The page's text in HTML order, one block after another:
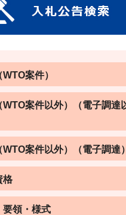
案件）
WTO案件以外）（電子調達
WTO案件以外）（電子調達）
格
要領・様式